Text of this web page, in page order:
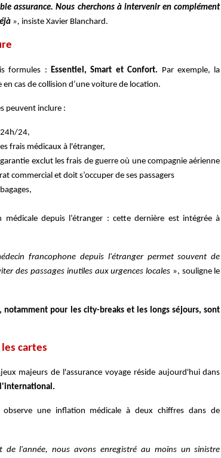
assurance. Nous cherchons à intervenir en complément
», insiste Xavier Blanchard.
formules : Essentiel, Smart et Confort. Par exemple, la
cas de collision d’une voiture de location.
peuvent inclure :
24h/24,
frais médicaux à l'étranger,
exclut les frais de guerre où une compagnie aérienne
commercial et doit s’occuper de ses passagers
depuis l’étranger : cette dernière est intégrée à
francophone depuis l'étranger permet souvent de
des passages inutiles aux urgences locales », souligne le
notamment pour les city-breaks et les longs séjours, sont
cartes
majeurs de l'assurance voyage réside aujourd'hui dans
l'international.
observe une inflation médicale à deux chiffres dans de
de l'année, nous avons enregistré au moins un sinistre